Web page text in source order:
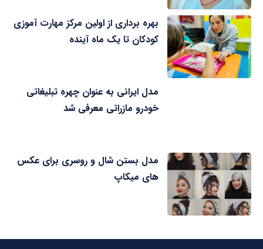
بهره برداری از اولین مرکز مهارت آموزی
کودکان تا یک ماه آینده
مدل ایرانی به عنوان چهره تبلیغاتی
خودرو مازراتی معرفی شد
مدل بستن شال و روسری برای عکس
های میکاپ